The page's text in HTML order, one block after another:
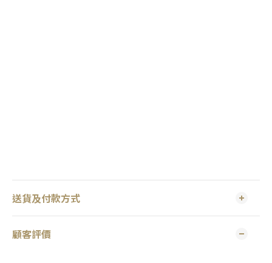
送貨及付款方式
顧客評價